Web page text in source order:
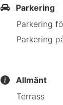
I Bernau bei
Parkering
Parkering
Parkering
Allmänt
Terrass